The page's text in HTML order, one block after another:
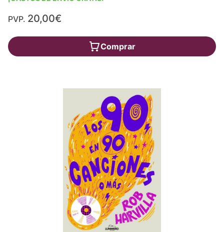
PVP. 20,00€
Comprar